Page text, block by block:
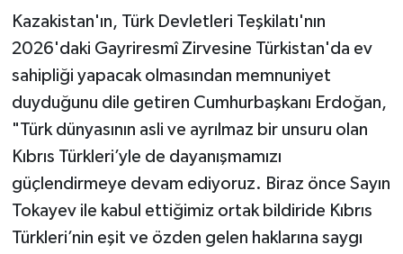
Kazakistan'ın, Türk Devletleri Teşkilatı'nın
2026'daki Gayriresmî Zirvesine Türkistan'da ev
sahipliği yapacak olmasından memnuniyet
duyduğunu dile getiren Cumhurbaşkanı Erdoğan,
"Türk dünyasının asli ve ayrılmaz bir unsuru olan
Kıbrıs Türkleri’yle de dayanışmamızı
güçlendirmeye devam ediyoruz. Biraz önce Sayın
Tokayev ile kabul ettiğimiz ortak bildiride Kıbrıs
Türkleri’nin eşit ve özden gelen haklarına saygı